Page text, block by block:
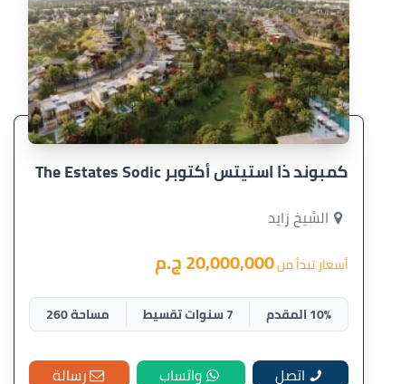
كمبوند ذا استيتس أكتوبر The Estates Sodic
الشيخ زايد
أسعار تبدأ من20,000,000 ج.م
10% المقدم 7 سنوات تقسيط مساحة 260
اتصل واتساب رسالة